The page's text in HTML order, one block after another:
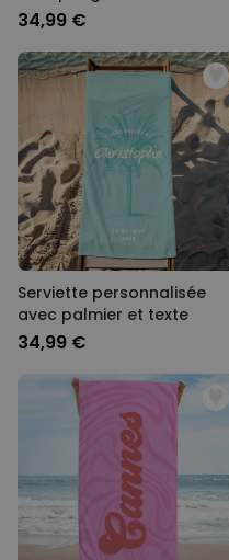
34,99 €
Serviette personnalisée
avec palmier et texte
34,99 €